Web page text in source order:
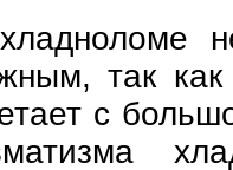
так как
с